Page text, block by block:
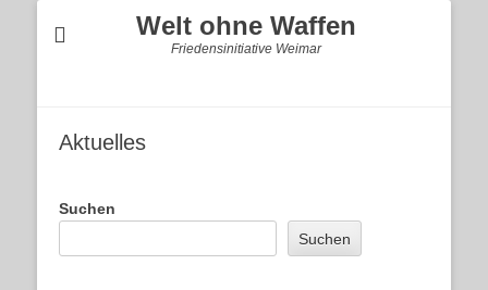
Welt ohne Waffen
Friedensinitiative Weimar
Aktuelles
Suchen
Suchen